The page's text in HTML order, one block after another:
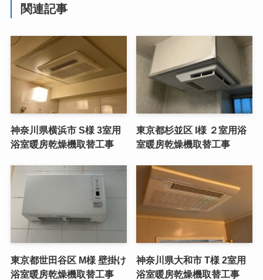
関連記事
神奈川県横浜市 S様 3室用
浴室暖房乾燥機取替工事
東京都杉並区 I様 ２室用浴
室暖房乾燥機取替工事
東京都世田谷区 M様 壁掛け
浴室暖房乾燥機取替工事
神奈川県大和市 T様 2室用
浴室暖房乾燥機取替工事